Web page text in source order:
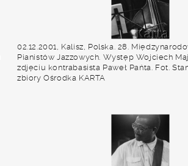
02.12.2001, Kalisz, Polska. 28.
Pianistów Jazzowych. Występ Wojciech
zdjęciu kontrabasista Paweł Pańta. Fot.
zbiory Ośrodka KARTA